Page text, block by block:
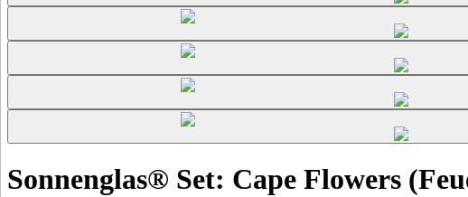
Sonnenglas® Set: Cape Flowers